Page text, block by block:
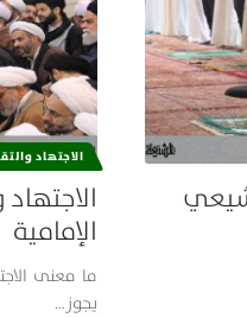
الاجتهاد
الإمامية
ما معنى
يجوز…